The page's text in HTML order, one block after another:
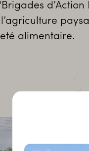
d’Action
alimentaire.